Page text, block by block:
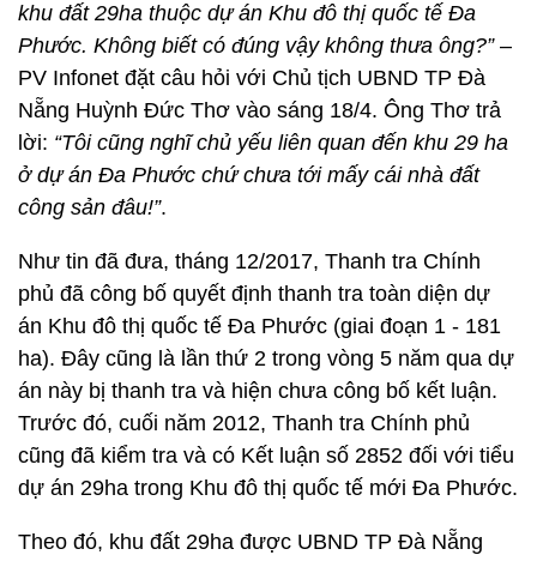
khu đất 29ha thuộc dự án Khu đô thị quốc tế Đa
Phước. Không biết có đúng vậy không thưa ông?”–
PV Infonet đặt câu hỏi với Chủ tịch UBND TP Đà
Nẵng Huỳnh Đức Thơ vào sáng 18/4. Ông Thơ trả
lời: “Tôi cũng nghĩ chủ yếu liên quan đến khu 29 ha
ở dự án Đa Phước chứ chưa tới mấy cái nhà đất
công sản đâu!”.
Như tin đã đưa, tháng 12/2017, Thanh tra Chính
phủ đã công bố quyết định thanh tra toàn diện dự
án Khu đô thị quốc tế Đa Phước (giai đoạn 1 - 181
ha). Đây cũng là lần thứ 2 trong vòng 5 năm qua dự
án này bị thanh tra và hiện chưa công bố kết luận.
Trước đó, cuối năm 2012, Thanh tra Chính phủ
cũng đã kiểm tra và có Kết luận số 2852 đối với tiểu
dự án 29ha trong Khu đô thị quốc tế mới Đa Phước.
Theo đó, khu đất 29ha được UBND TP Đà Nẵng